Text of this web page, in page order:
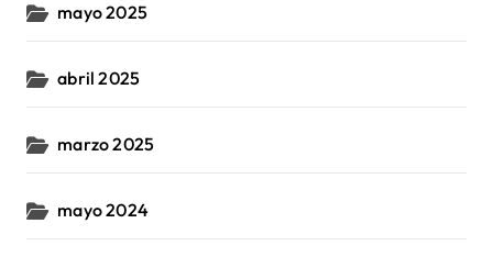
mayo 2025
abril 2025
marzo 2025
mayo 2024